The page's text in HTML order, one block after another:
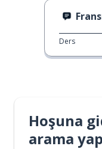
Ders
Hoşuna
arama yap